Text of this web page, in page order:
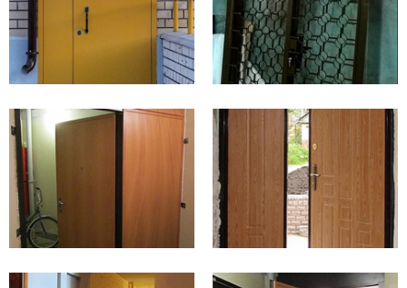
Окрас нитроэмалью.Данный способ заслуженно имеет
репутацию лидера
в категории эконом
из-за своей
сравнительно невысокой стоимости. Материалом для отделки
внутренней стороны может служить винилискожа, выгодно
подчеркивающая стиль и оригинальность парадного входа.
Порошковое напыление.
Наиболее оптимальный вариант
отделки конструкции данного типа, который представляет
привлекательности. Также для заказа доступны